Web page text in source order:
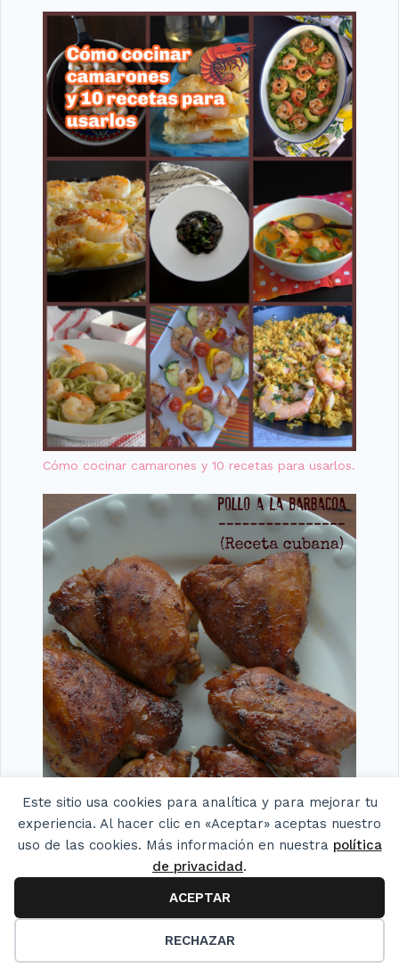
Este sitio usa cookies para analítica y para mejorar tu
experiencia. Al hacer clic en «Aceptar» aceptas nuestro
uso de las cookies. Más información en nuestra política
de privacidad.
ACEPTAR
RECHAZAR
Cómo cocinar camarones y 10 recetas para usarlos.